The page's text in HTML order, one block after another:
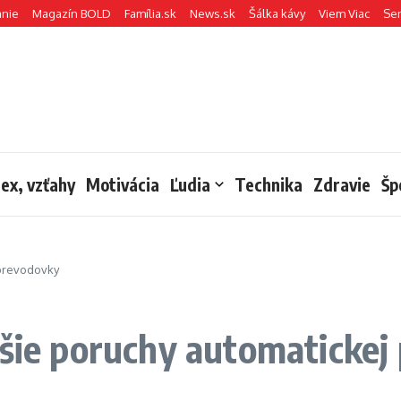
Magazín BOLD Família.sk News.sk Šálka kávy Viem Viac
vzťahy Motivácia Ľudia Technika Zdravie
poruchy